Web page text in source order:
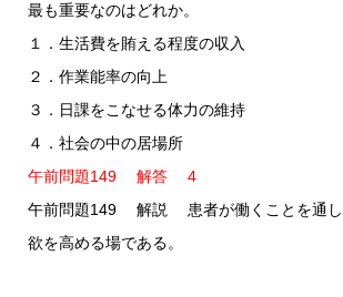
最も重要なのはどれか。
１．生活費を賄える程度の収入
２．作業能率の向上
３．日課をこなせる体力の維持
４．社会の中の居場所
午前問題149 解答 4
午前問題149 解説 患者が働くことを通し
欲を高める場である。